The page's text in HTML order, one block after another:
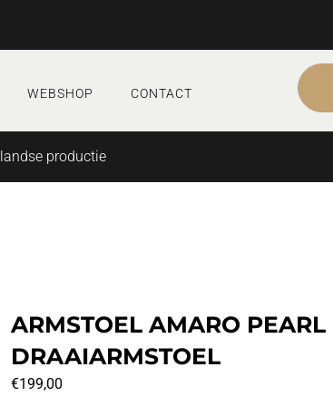
WEBSHOP CONTACT
productie
ARMSTOEL AMARO PEARL
DRAAIARMSTOEL
€199,00